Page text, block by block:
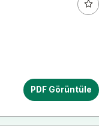
PDF Görüntüle